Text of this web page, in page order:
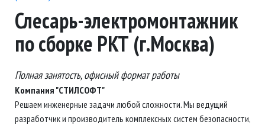
Слесарь-электромонтажник
по сборке РКТ (г.Москва)
Полная занятость, офисный формат работы
Компания "СТИЛСОФТ"
Решаем инженерные задачи любой сложности. Мы ведущий
разработчик и производитель комплексных систем безопасности,